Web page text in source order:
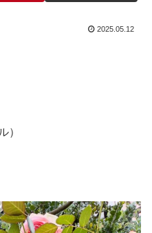
2025.05.12
）